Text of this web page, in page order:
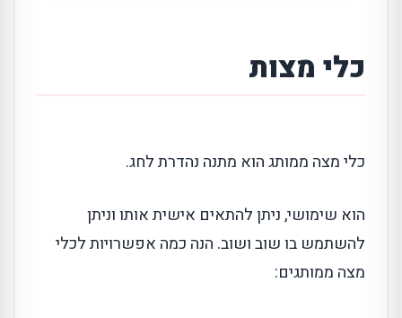
כלי מצות
כלי מצה ממותג הוא מתנה נהדרת לחג.
הוא שימושי, ניתן להתאים אישית אותו וניתן
להשתמש בו שוב ושוב. הנה כמה אפשרויות לכלי
מצה ממותגים: